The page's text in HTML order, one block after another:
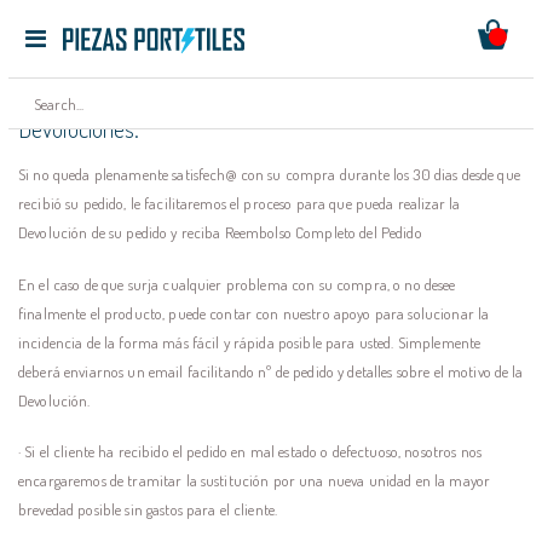
Toggle
Devoluciones:
Si no queda plenamente satisfech@ con su compra durante los 30 dias desde que
recibió su pedido, le facilitaremos el proceso para que pueda realizar la
Devolución de su pedido y reciba Reembolso Completo del Pedido
En el caso de que surja cualquier problema con su compra, o no desee
finalmente el producto, puede contar con nuestro apoyo para solucionar la
incidencia de la forma más fácil y rápida posible para usted. Simplemente
deberá enviarnos un email facilitando nº de pedido y detalles sobre el motivo de la
Devolución.
· Si el cliente ha recibido el pedido en mal estado o defectuoso, nosotros nos
encargaremos de tramitar la sustitución por una nueva unidad en la mayor
brevedad posible sin gastos para el cliente.